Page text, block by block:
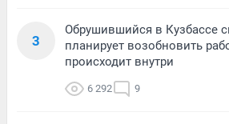
3
Обрушившийся в Кузбассе
планирует возобновить
происходит внутри
6 292 9